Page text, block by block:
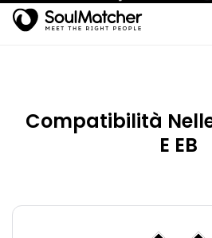
Compatibilità Nelle
E EB